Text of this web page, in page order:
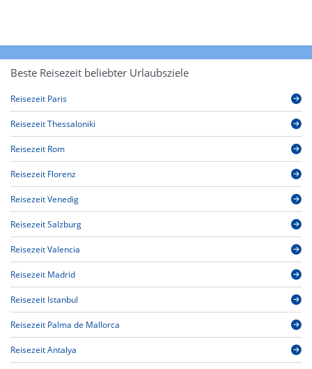
Beste Reisezeit beliebter Urlaubsziele
Reisezeit Paris
Reisezeit Thessaloniki
Reisezeit Rom
Reisezeit Florenz
Reisezeit Venedig
Reisezeit Salzburg
Reisezeit Valencia
Reisezeit Madrid
Reisezeit Istanbul
Reisezeit Palma de Mallorca
Reisezeit Antalya